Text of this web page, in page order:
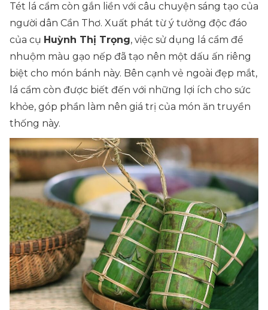
Tét lá cẩm còn gắn liền với câu chuyện sáng tạo của
người dân Cần Thơ. Xuất phát từ ý tưởng độc đáo
của cụ Huỳnh Thị Trọng, việc sử dụng lá cẩm để
nhuộm màu gạo nếp đã tạo nên một dấu ấn riêng
biệt cho món bánh này. Bên cạnh vẻ ngoài đẹp mắt,
lá cẩm còn được biết đến với những lợi ích cho sức
khỏe, góp phần làm nên giá trị của món ăn truyền
thống này.